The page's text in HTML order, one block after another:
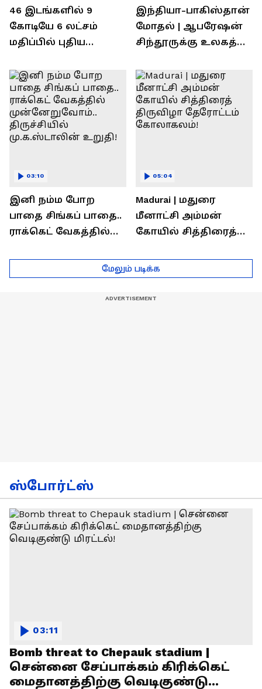
46 இடங்களில் 9
கோடியே 6 லட்சம்
மதிப்பில் புதிய
வைத்த அமைச்சர்
செந்தில் பாலாஜி !
இந்தியா-பாகிஸ்தான்
மோதல் | ஆபரேஷன்
சிந்தூருக்கு உலகத்
பதில் என்ன?
இனி நம்ம போற
பாதை சிங்கப் பாதை..
ராக்கெட் வேகத்தில்
திருச்சியில்
மு.க.ஸ்டாலின் உறுதி!
03:10
Madurai | மதுரை
மீனாட்சி அம்மன்
கோயில் சித்திரைத்
கோலாகலம்!
05:04
மேலும் படிக்க
ஸ்போர்ட்ஸ்
Bomb threat to Chepauk stadium |
சென்னை சேப்பாக்கம் கிரிக்கெட்
மைதானத்திற்கு வெடிகுண்டு
03:11